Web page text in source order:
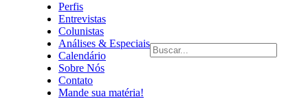
Perfis
Entrevistas
Colunistas
Análises & Especiais
Calendário
Sobre Nós
Contato
Mande sua matéria!